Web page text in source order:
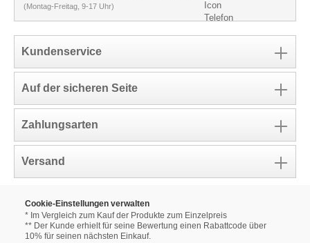
(Montag-Freitag, 9-17 Uhr)
Kundenservice
Auf der sicheren Seite
Zahlungsarten
Versand
Cookie-Einstellungen verwalten
* Im Vergleich zum Kauf der Produkte zum Einzelpreis
** Der Kunde erhielt für seine Bewertung einen Rabattcode über
10% für seinen nächsten Einkauf.